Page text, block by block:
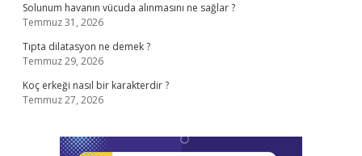
Solunum havanın vücuda alınmasını ne sağlar ?
Temmuz 31, 2026
Tıpta dilatasyon ne demek ?
Temmuz 29, 2026
Koç erkeği nasıl bir karakterdir ?
Temmuz 27, 2026